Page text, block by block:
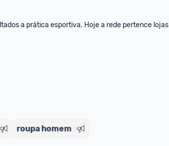
a prática esportiva. Hoje a rede pertence lojas
roupa homem